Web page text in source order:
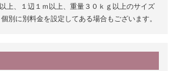
上、１辺１ｍ以上、重量３０ｋｇ以上のサイズ
別に別料金を設定してある場合もございます。